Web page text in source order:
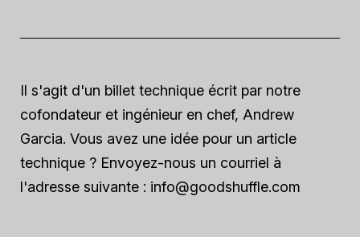
Il s'agit d'un billet technique écrit par notre
cofondateur et ingénieur en chef, Andrew
Garcia. Vous avez une idée pour un article
technique ? Envoyez-nous un courriel à
l'adresse suivante : info@goodshuffle.com